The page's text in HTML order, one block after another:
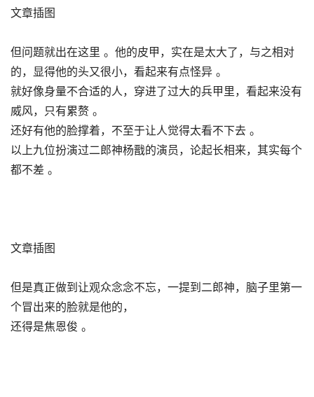
文章插图
但问题就出在这里 。他的皮甲，实在是太大了，与之相对
的，显得他的头又很小，看起来有点怪异 。
就好像身量不合适的人，穿进了过大的兵甲里，看起来没有
威风，只有累赘 。
还好有他的脸撑着，不至于让人觉得太看不下去 。
以上九位扮演过二郎神杨戬的演员，论起长相来，其实每个
都不差 。
文章插图
但是真正做到让观众念念不忘，一提到二郎神，脑子里第一
个冒出来的脸就是他的，
还得是焦恩俊 。